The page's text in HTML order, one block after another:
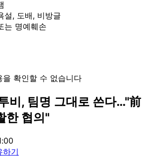
설, 도배, 비방글
는 명예훼손
확인할 수 없습니다
비, 팀명 그대로 쓴다…"前
한 협의"
하기